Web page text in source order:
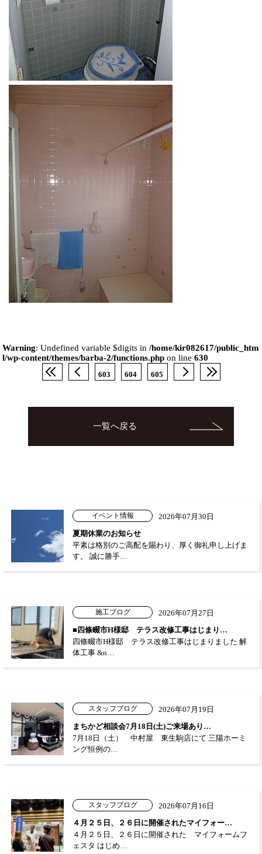
Warning: Undefined variable $digits in/home/kir082617/public_htm
l/wp-content/themes/barba-2/functions.php on line630
603 604 605
一覧へ戻る
イベント情報
2026年07月30日
夏期休業のお知らせ
平素は格別のご高配を賜わり、厚く御礼申し上げま
す。 誠に勝手…
施工ブログ
2026年07月27日
■四條畷市H様邸 テラス改修工事はじまり…
四條畷市H様邸 テラス改修工事はじまりました 解
体工事 &n…
スタッフブログ
2026年07月19日
まちかど相談会7月18日(土)ご来場あり…
7月18日（土） 中村屋 東生駒店にて 三陽ホーミ
ング恒例の…
スタッフブログ
2026年07月16日
４月２５日、２６日に開催されたマイフォー…
４月２５日、２６日に開催された マイフォームフ
ェスタ はじめ…